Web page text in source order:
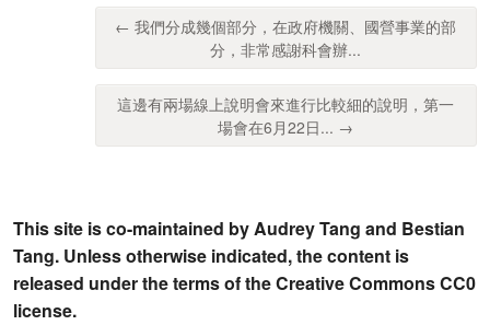
← 我們分成幾個部分，在政府機關、國營事業的部
分，非常感謝科會辦...
這邊有兩場線上說明會來進行比較細的說明，第一
場會在6月22日... →
This site is co-maintained by Audrey Tang and Bestian
Tang. Unless otherwise indicated, the content is
released under the terms of the Creative Commons CC0
license.